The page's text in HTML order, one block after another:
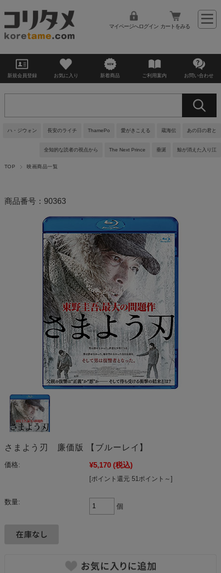
マイページへログイン カートをみる
新規会員登録 お気に入り 新着商品 ご利用案内 お問い合わせ
ハ・ジウォン 長安のライチ ThamePo 愛がきこえる 蔵海伝 あの日の君と
全知的な読者の視点から The Next Prince 垂涎 鯨が消えた入り江
TOP 映画商品一覧
商品番号：90363
さまよう刃 廉価版 【ブルーレイ】
価格: ¥5,170 (税込)
[ポイント還元 51ポイント～]
数量:
個